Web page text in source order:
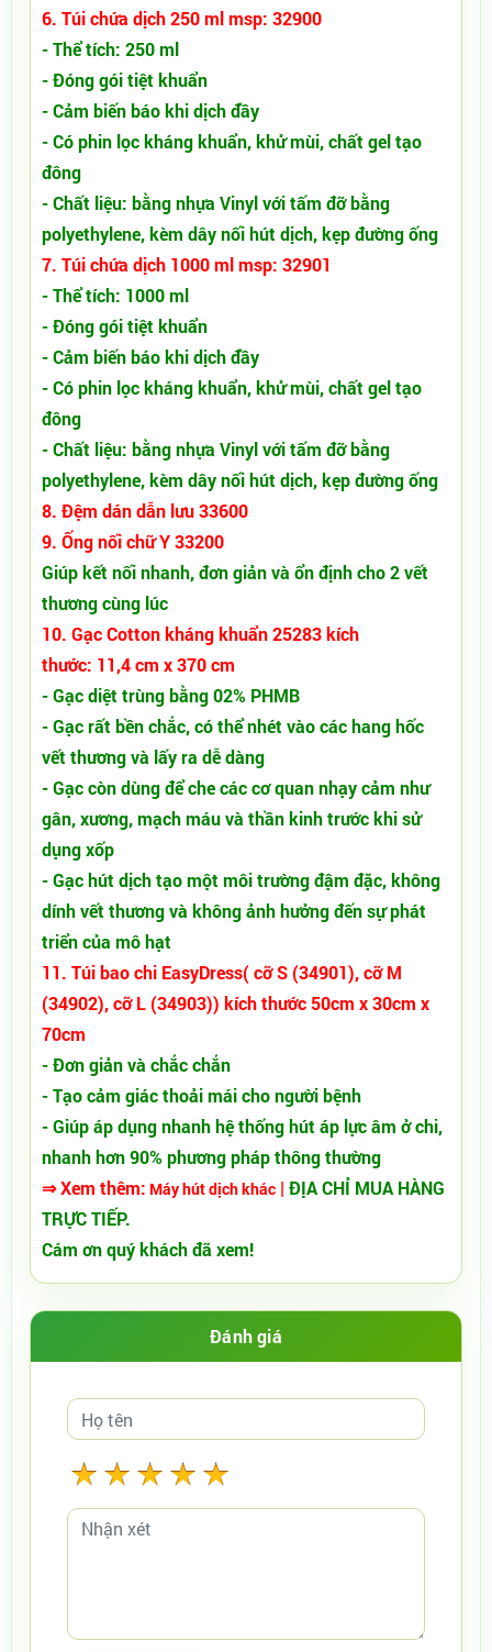
6. Túi chứa dịch 250 ml msp: 32900
- Thể tích: 250 ml
- Đóng gói tiệt khuẩn
- Cảm biến báo khi dịch đầy
- Có phin lọc kháng khuẩn, khử mùi, chất gel tạo
đông
- Chất liệu: bằng nhựa Vinyl với tấm đỡ bằng
polyethylene, kèm dây nối hút dịch, kẹp đường ống
7. Túi chứa dịch 1000 ml msp: 32901
- Thể tích: 1000 ml
- Đóng gói tiệt khuẩn
- Cảm biến báo khi dịch đầy
- Có phin lọc kháng khuẩn, khử mùi, chất gel tạo
đông
- Chất liệu: bằng nhựa Vinyl với tấm đỡ bằng
polyethylene, kèm dây nối hút dịch, kẹp đường ống
8. Đệm dán dẫn lưu 33600
9. Ống nối chữ Y 33200
Giúp kết nối nhanh, đơn giản và ổn định cho 2 vết
thương cùng lúc
10. Gạc Cotton kháng khuẩn 25283 kích
thước: 11,4 cm x 370 cm
- Gạc diệt trùng bằng 02% PHMB
- Gạc rất bền chắc, có thể nhét vào các hang hốc
vết thương và lấy ra dễ dàng
- Gạc còn dùng để che các cơ quan nhạy cảm như
gân, xương, mạch máu và thần kinh trước khi sử
dụng xốp
- Gạc hút dịch tạo một môi trường đậm đặc, không
dính vết thương và không ảnh hưởng đến sự phát
triển của mô hạt
11. Túi bao chi EasyDress( cỡ S (34901), cỡ M
(34902), cỡ L (34903)) kích thước 50cm x 30cm x
70cm
- Đơn giản và chắc chắn
- Tạo cảm giác thoải mái cho người bệnh
- Giúp áp dụng nhanh hệ thống hút áp lực âm ở chi,
nhanh hơn 90% phương pháp thông thường
⇒ Xem thêm: Máy hút dịch khác | ĐỊA CHỈ MUA HÀNG
TRỰC TIẾP.
Cám ơn quý khách đã xem!
Đánh giá